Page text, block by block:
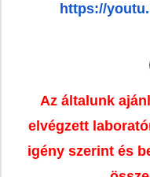
https://
Az általunk
elvégzett
igény szerint és